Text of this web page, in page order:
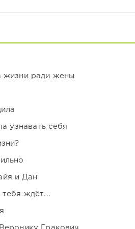
жизни ради жены
узнавать себя
и Дан
тебя ждёт...
Гракович